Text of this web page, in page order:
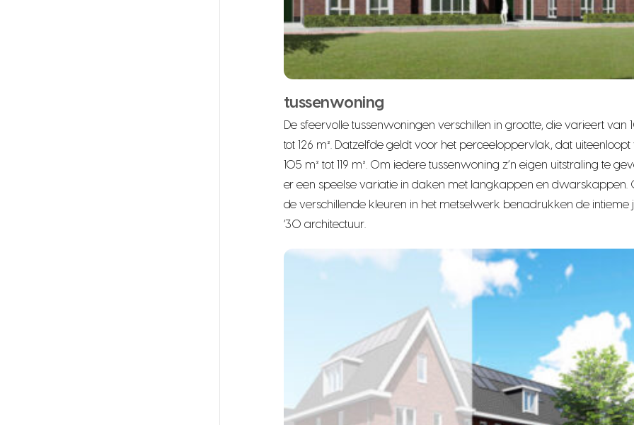
tussenwoning
De sfeervolle tussenwoningen verschillen in grootte, die varieert van
tot 126 m². Datzelfde geldt voor het perceeloppervlak, dat uiteenloopt
105 m² tot 119 m². Om iedere tussenwoning z’n eigen uitstraling te
er een speelse variatie in daken met langkappen en dwarskappen.
de verschillende kleuren in het metselwerk benadrukken de intieme
’30 architectuur.